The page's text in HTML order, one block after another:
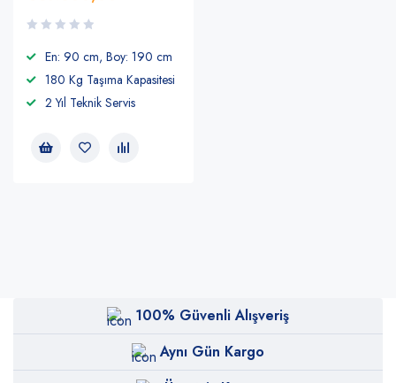
En: 90 cm, Boy: 190 cm
180 Kg Taşıma Kapasitesi
2 Yıl Teknik Servis
100% Güvenli Alışveriş
Aynı Gün Kargo